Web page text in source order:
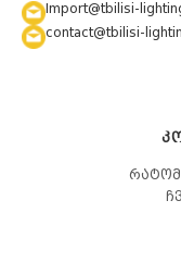
Import@tbilisi-
contact@tbilisi-